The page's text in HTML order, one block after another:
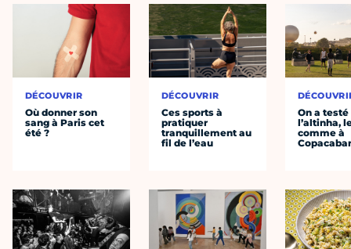
DÉCOUVRIR
Où donner son
sang à Paris cet
été ?
DÉCOUVRIR
Ces sports à
pratiquer
tranquillement au
fil de l’eau
On a testé
l’altinha,
comme à